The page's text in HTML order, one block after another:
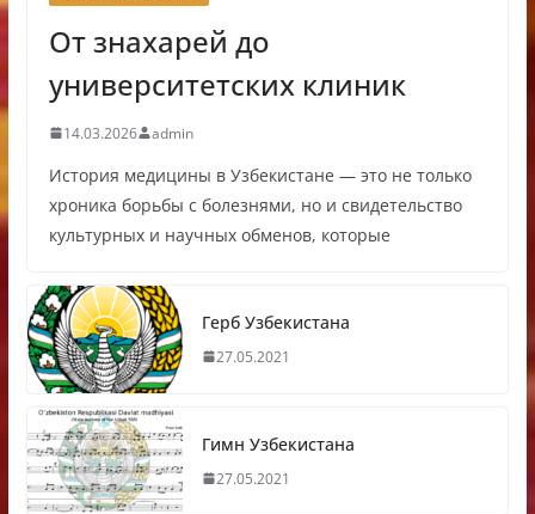
От знахарей до
университетских клиник
14.03.2026 admin
История медицины в Узбекистане — это не только
хроника борьбы с болезнями, но и свидетельство
культурных и научных обменов, которые
Герб Узбекистана
27.05.2021
Гимн Узбекистана
27.05.2021